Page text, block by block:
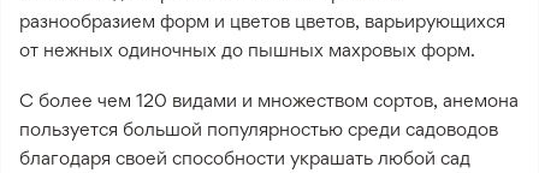
разнообразием форм и цветов цветов, варьирующихся
от нежных одиночных до пышных махровых форм.
С более чем 120 видами и множеством сортов, анемона
пользуется большой популярностью среди садоводов
благодаря своей способности украшать любой сад